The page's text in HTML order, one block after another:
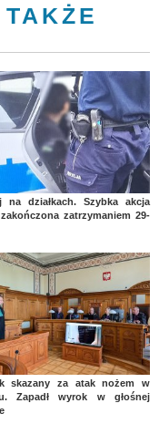
na działkach. Szybka akcja
zatrzymaniem 29-
skazany za atak nożem w
Zapadł wyrok w głośnej